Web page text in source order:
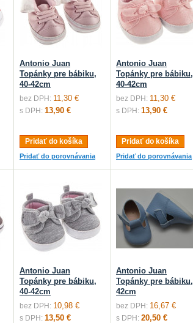
Antonio Juan
Topánky pre bábiku,
40-42cm
bez DPH: 11,30 €
s DPH: 13,90 €
Pridať do košíka
Pridať do porovnávania
Antonio Juan
Topánky pre bábiku,
40-42cm
bez DPH: 11,30 €
s DPH: 13,90 €
Pridať do košíka
Pridať do porovnávania
Antonio Juan
Topánky pre bábiku,
40-42cm
bez DPH: 10,98 €
s DPH: 13,50 €
Antonio Juan
Topánky pre bábiku,
42cm
bez DPH: 16,67 €
s DPH: 20,50 €